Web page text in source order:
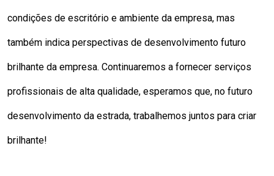
condições de escritório e ambiente da empresa, mas
também indica perspectivas de desenvolvimento futuro
brilhante da empresa. Continuaremos a fornecer serviços
profissionais de alta qualidade, esperamos que, no futuro
desenvolvimento da estrada, trabalhemos juntos para criar
brilhante!